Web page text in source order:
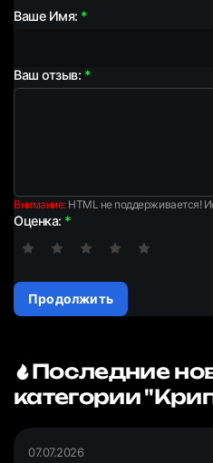
Ваше Имя:
Ваш отзыв:
Внимание:HTML не поддерживается!
Оценка:
Продолжить
Последние
категории
07.07.2026